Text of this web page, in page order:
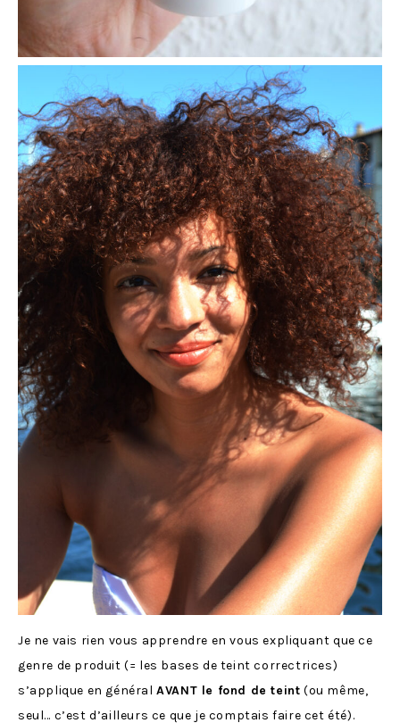
Je ne vais rien vous apprendre en vous expliquant que ce
genre de produit (= les bases de teint correctrices)
s’applique en généralAVANT le fond de teint (ou même,
seul… c’est d’ailleurs ce que je comptais faire cet été).